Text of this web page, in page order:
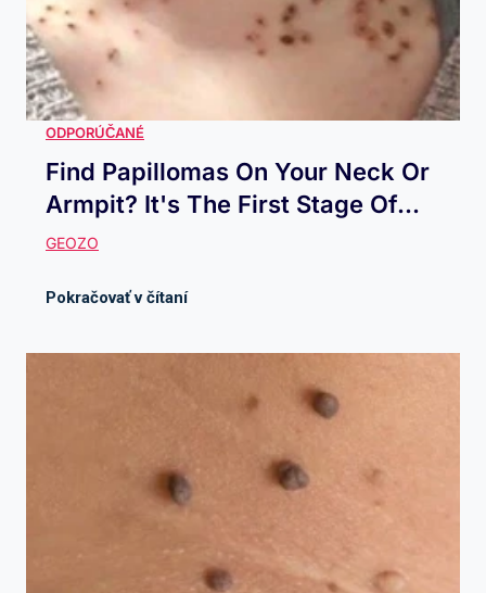
Find Papillomas On Your Neck Or
Armpit? It's The First Stage Of...